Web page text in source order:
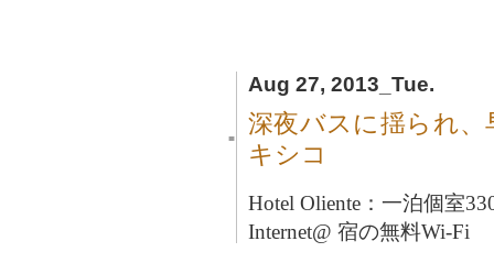
Aug 27, 2013_Tue.
■
深夜バスに揺られ
キシコ
Hotel Oliente：一泊個室
Internet@ 宿の無料Wi-Fi